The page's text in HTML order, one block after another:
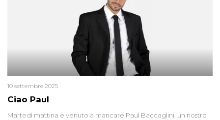
Ciao Paul
10 settembre 2025
Martedì mattina è venuto a mancare Paul Baccaglini, un nostro